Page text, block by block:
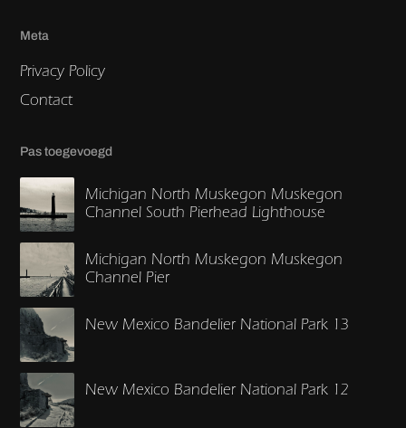
Meta
Privacy Policy
Contact
Pas toegevoegd
Michigan North Muskegon Muskegon
Channel South Pierhead Lighthouse
Michigan North Muskegon Muskegon
Channel Pier
New Mexico Bandelier National Park 13
New Mexico Bandelier National Park 12